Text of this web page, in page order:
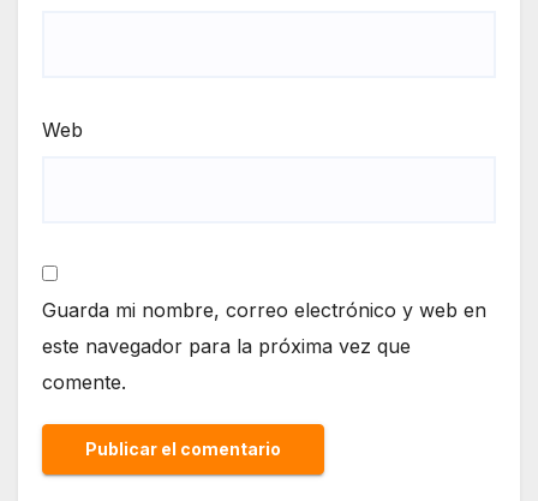
Web
Guarda mi nombre, correo electrónico y web en
este navegador para la próxima vez que
comente.